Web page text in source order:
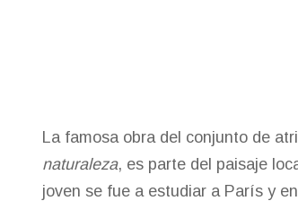
La famosa obra del conjunto de
naturaleza, es parte del paisaje
joven se fue a estudiar a París y